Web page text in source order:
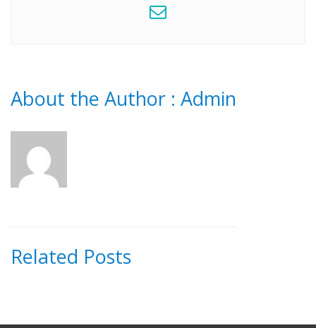
About the Author : Admin
Related Posts